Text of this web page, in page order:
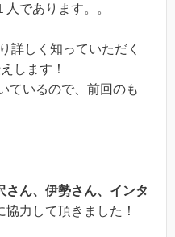
であります。。
詳しく知っていただく
します！
ているので、前回のも
さん、伊勢さん、インタ
協力して頂きました！